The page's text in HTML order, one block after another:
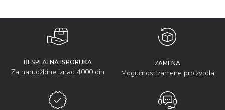
BESPLATNA ISPORUKA
Za narudžbine iznad 4000 din
ZAMENA
Mogućnost zamene proizvoda